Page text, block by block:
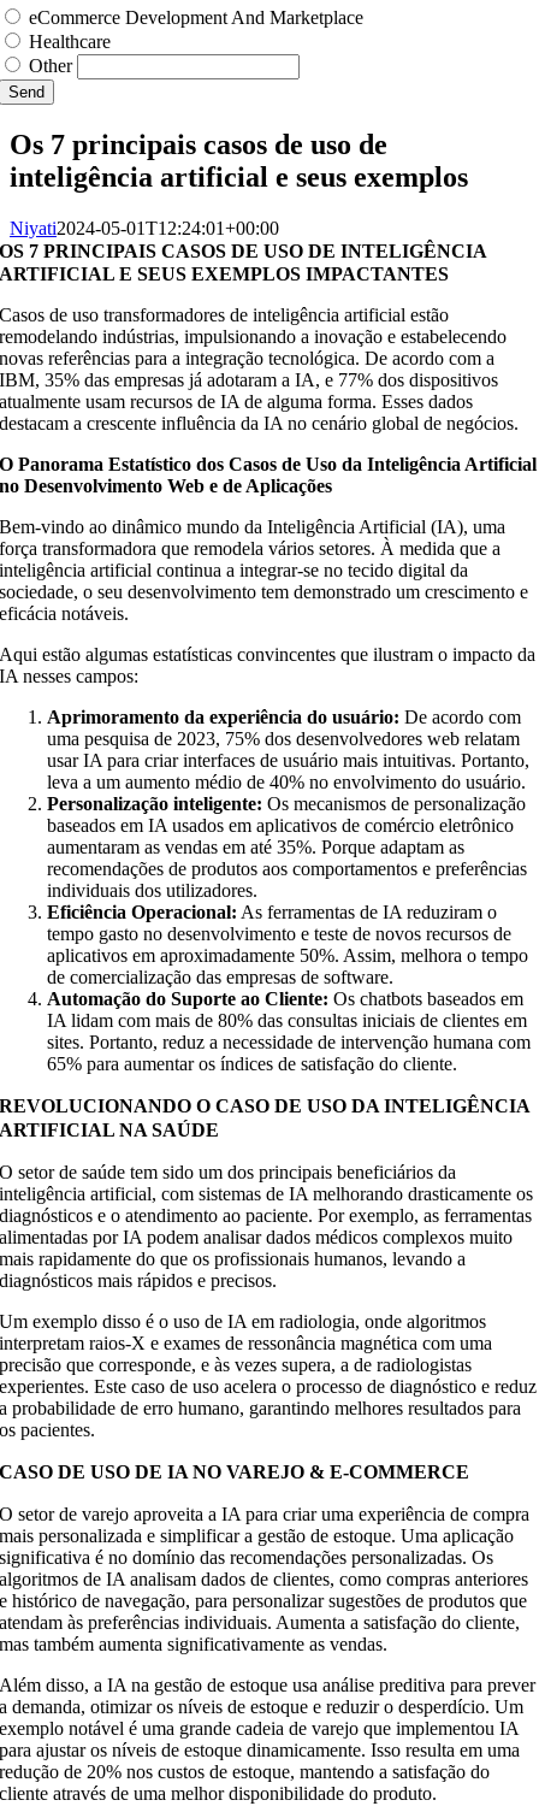
eCommerce Development And Marketplace
Healthcare
Other
Send
Os 7 principais casos de uso de
inteligência artificial e seus exemplos
Niyati2024-05-01T12:24:01+00:00
OS 7 PRINCIPAIS CASOS DE USO DE INTELIGÊNCIA
ARTIFICIAL E SEUS EXEMPLOS IMPACTANTES
Casos de uso transformadores de inteligência artificial estão
remodelando indústrias, impulsionando a inovação e estabelecendo
novas referências para a integração tecnológica. De acordo com a
IBM, 35% das empresas já adotaram a IA, e 77% dos dispositivos
atualmente usam recursos de IA de alguma forma. Esses dados
destacam a crescente influência da IA no cenário global de negócios.
O Panorama Estatístico dos Casos de Uso da Inteligência Artificial
no Desenvolvimento Web e de Aplicações
Bem-vindo ao dinâmico mundo da Inteligência Artificial (IA), uma
força transformadora que remodela vários setores. À medida que a
inteligência artificial continua a integrar-se no tecido digital da
sociedade, o seu desenvolvimento tem demonstrado um crescimento e
eficácia notáveis.
Aqui estão algumas estatísticas convincentes que ilustram o impacto da
IA nesses campos:
Aprimoramento da experiência do usuário: De acordo com
uma pesquisa de 2023, 75% dos desenvolvedores web relatam
usar IA para criar interfaces de usuário mais intuitivas. Portanto,
leva a um aumento médio de 40% no envolvimento do usuário.
Personalização inteligente: Os mecanismos de personalização
baseados em IA usados em aplicativos de comércio eletrônico
aumentaram as vendas em até 35%. Porque adaptam as
recomendações de produtos aos comportamentos e preferências
individuais dos utilizadores.
Eficiência Operacional: As ferramentas de IA reduziram o
tempo gasto no desenvolvimento e teste de novos recursos de
aplicativos em aproximadamente 50%. Assim, melhora o tempo
de comercialização das empresas de software.
Automação do Suporte ao Cliente: Os chatbots baseados em
IA lidam com mais de 80% das consultas iniciais de clientes em
sites. Portanto, reduz a necessidade de intervenção humana com
65% para aumentar os índices de satisfação do cliente.
REVOLUCIONANDO O CASO DE USO DA INTELIGÊNCIA
ARTIFICIAL NA SAÚDE
O setor de saúde tem sido um dos principais beneficiários da
inteligência artificial, com sistemas de IA melhorando drasticamente os
diagnósticos e o atendimento ao paciente. Por exemplo, as ferramentas
alimentadas por IA podem analisar dados médicos complexos muito
mais rapidamente do que os profissionais humanos, levando a
diagnósticos mais rápidos e precisos.
Um exemplo disso é o uso de IA em radiologia, onde algoritmos
interpretam raios-X e exames de ressonância magnética com uma
precisão que corresponde, e às vezes supera, a de radiologistas
experientes. Este caso de uso acelera o processo de diagnóstico e reduz
a probabilidade de erro humano, garantindo melhores resultados para
os pacientes.
CASO DE USO DE IA NO VAREJO & E-COMMERCE
O setor de varejo aproveita a IA para criar uma experiência de compra
mais personalizada e simplificar a gestão de estoque. Uma aplicação
significativa é no domínio das recomendações personalizadas. Os
algoritmos de IA analisam dados de clientes, como compras anteriores
e histórico de navegação, para personalizar sugestões de produtos que
atendam às preferências individuais. Aumenta a satisfação do cliente,
mas também aumenta significativamente as vendas.
Além disso, a IA na gestão de estoque usa análise preditiva para prever
a demanda, otimizar os níveis de estoque e reduzir o desperdício. Um
exemplo notável é uma grande cadeia de varejo que implementou IA
para ajustar os níveis de estoque dinamicamente. Isso resulta em uma
redução de 20% nos custos de estoque, mantendo a satisfação do
cliente através de uma melhor disponibilidade do produto.